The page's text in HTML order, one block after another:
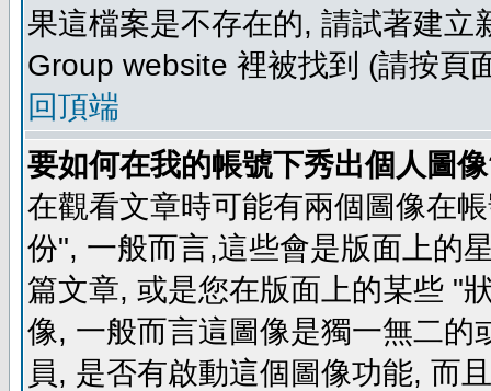
果這檔案是不存在的, 請試著建
Group website 裡被找到 (請按頁
回頂端
要如何在我的帳號下秀出個人圖
在觀看文章時可能有兩個圖像在
份", 一般而言,這些會是版面上的
篇文章, 或是您在版面上的某些 "
像, 一般而言這圖像是獨一無二
員, 是否有啟動這個圖像功能, 而